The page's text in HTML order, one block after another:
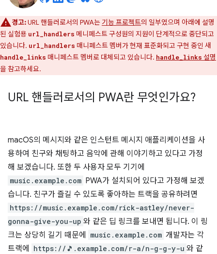
경고:URL 핸들러로서의 PWA는 기능 프로젝트의 일부였으며 아래에 설명
된 실험용 url_handlers 메니페스트 구성원의 지원이 단계적으로 중단되고
있습니다. url_handlers 매니페스트 멤버가 현재 표준화되고 구현 중인 새
handle_links 매니페스트 멤버로 대체되고 있습니다. handle_links 설명
을 참고하세요.
URL 핸들러로서의 PWA란 무엇인가요?
macOS의 메시지와 같은 인스턴트 메시지 애플리케이션을 사
용하여 친구와 채팅하고 음악에 관해 이야기하고 있다고 가정
해 보겠습니다. 또한 두 사용자 모두 기기에
music.example.com PWA가 설치되어 있다고 가정해 보겠
습니다. 친구가 즐길 수 있도록 좋아하는 트랙을 공유하려면
https://music.example.com/rick-astley/never-
gonna-give-you-up 와 같은 딥 링크를 보내면 됩니다. 이 링
크는 상당히 길기 때문에
music.example.com 개발자는 각
트랙에
https://🎵.example.com/r-a/n-g-g-y-u 와 같